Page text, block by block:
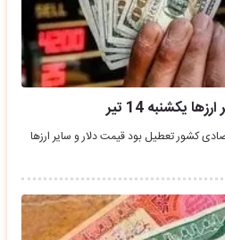
یکشنبه 14 تیر
کشور تعطیل بود قیمت دلار و سایر ارزها